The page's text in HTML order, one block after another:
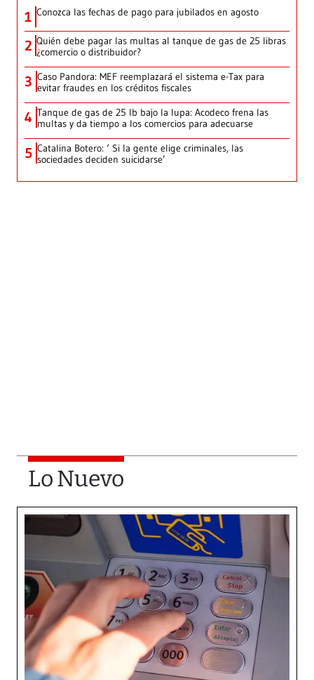
1 Conozca las fechas de pago para jubilados en agosto
2 Quién debe pagar las multas al tanque de gas de 25 libras
¿comercio o distribuidor?
3 Caso Pandora: MEF reemplazará el sistema e-Tax para
evitar fraudes en los créditos fiscales
4 Tanque de gas de 25 lb bajo la lupa: Acodeco frena las
multas y da tiempo a los comercios para adecuarse
5 Catalina Botero: ‘ Si la gente elige criminales, las
sociedades deciden suicidarse’
Lo Nuevo